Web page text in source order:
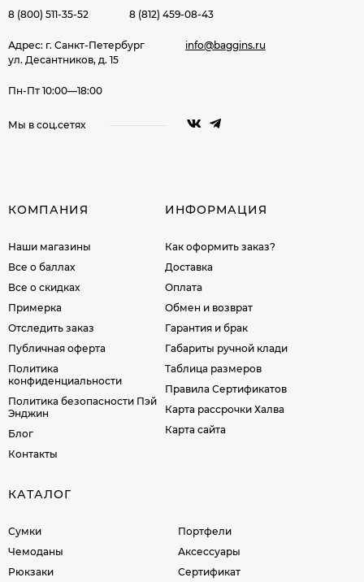
8 (800) 511-35-52 8 (812) 459-08-43
Адрес: г. Санкт-Петербург
ул. Десантников, д. 15
info@baggins.ru
Пн-Пт 10:00—18:00
Мы в соц.сетях
КОМПАНИЯ
Наши магазины
Все о баллах
Все о скидках
Примерка
Отследить заказ
Публичная оферта
Политика
конфиденциальности
Политика безопасности Пэй
Энджин
Блог
Контакты
ИНФОРМАЦИЯ
Как оформить заказ?
Доставка
Оплата
Обмен и возврат
Гарантия и брак
Габариты ручной клади
Таблица размеров
Правила Сертификатов
Карта рассрочки Халва
Карта сайта
КАТАЛОГ
Сумки
Чемоданы
Рюкзаки
Портфели
Аксессуары
Сертификат